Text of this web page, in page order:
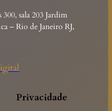
sala 203 Jardim
– Rio de Janeiro RJ,
Privacidade